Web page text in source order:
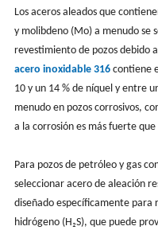
Los aceros aleados que
y molibdeno (Mo) a menudo se
revestimiento de pozos debido
acero inoxidable 316contiene
10 y un 14 % de níquel y entre
menudo en pozos corrosivos,
a la corrosión es más fuerte
Para pozos de petróleo y gas
seleccionar acero de aleación
diseñado específicamente para
hidrógeno (H₂S), que puede